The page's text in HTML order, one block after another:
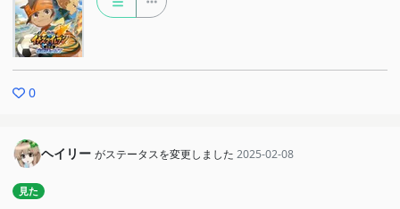
0
ヘイリー がステータスを変更しました 2025-02-08
見た